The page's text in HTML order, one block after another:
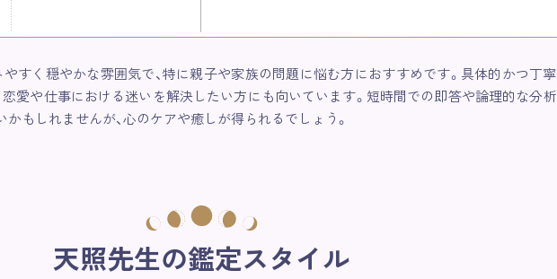
すく穏やかな雰囲気で、特に親子や家族の問題に悩む方におすすめです。具体的かつ丁寧
愛や仕事における迷いを解決したい方にも向いています。短時間での即答や論理的な分析
もしれませんが、心のケアや癒しが得られるでしょう。
天照先生の鑑定スタイル